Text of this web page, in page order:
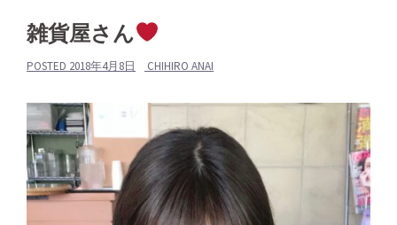
雑貨屋さん
POSTED 2018年4月8日 CHIHIRO ANAI